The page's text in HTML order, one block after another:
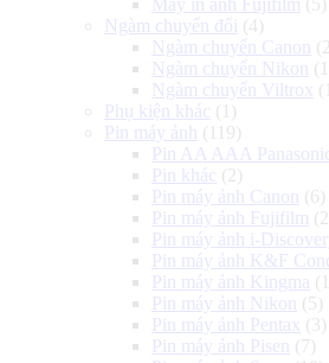
Ngàm chuyển đổi (4)
Ngàm chuyển Canon
Ngàm chuyển Nikon
Ngàm chuyển Viltrox
Phụ kiện khác (1)
Pin máy ảnh
(119)
Pin AA AAA Panasonic
Pin khác (2)
Pin máy ảnh Canon
(6)
Pin máy ảnh Fujifilm
Pin máy ảnh i-
Pin máy ảnh K&F
Pin máy ảnh Kingma
Pin máy ảnh Nikon
(5)
Pin máy ảnh Pentax (3)
Pin máy ảnh Pisen
(7)